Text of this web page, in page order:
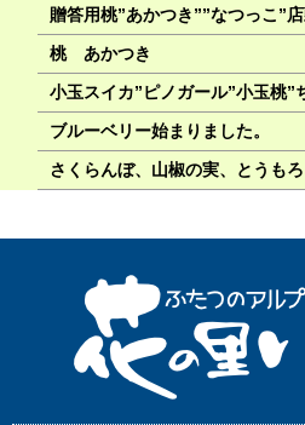
贈答用桃”あかつき””なつっこ”
桃 あかつき
小玉スイカ”ピノガール”小玉桃”
ブルーベリー始まりました。
さくらんぼ、山椒の実、とうも